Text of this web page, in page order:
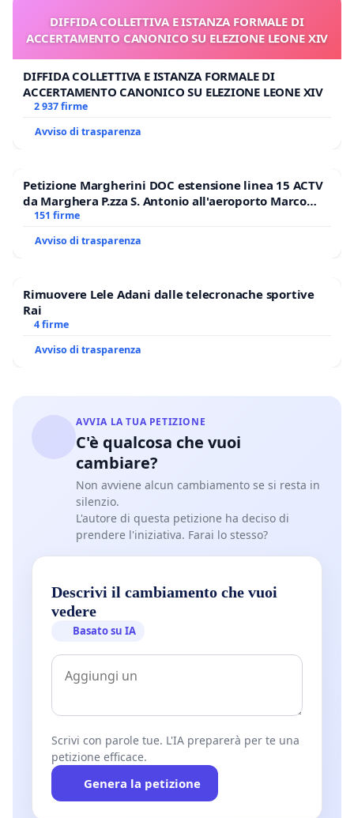
DIFFIDA COLLETTIVA E ISTANZA FORMALE DI
ACCERTAMENTO CANONICO SU ELEZIONE LEONE XIV
DIFFIDA COLLETTIVA E ISTANZA FORMALE DI
ACCERTAMENTO CANONICO SU ELEZIONE LEONE XIV
2 937 firme
Avviso di trasparenza
Petizione Margherini DOC estensione linea 15 ACTV
da Marghera P.zza S. Antonio all'aeroporto Marco
Polo tariffa a € 1,50
151 firme
Avviso di trasparenza
Rimuovere Lele Adani dalle telecronache sportive
Rai
4 firme
Avviso di trasparenza
AVVIA LA TUA PETIZIONE
C'è qualcosa che vuoi
cambiare?
Non avviene alcun cambiamento se si resta in
silenzio.
L'autore di questa petizione ha deciso di
prendere l'iniziativa. Farai lo stesso?
Descrivi il cambiamento che vuoi
vedere
Basato su IA
Scrivi con parole tue. L'IA preparerà per te una
petizione efficace.
Genera la petizione